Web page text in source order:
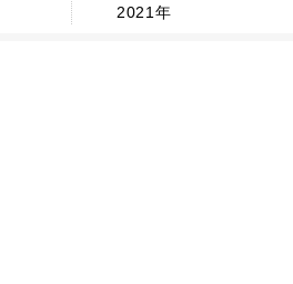
2021年